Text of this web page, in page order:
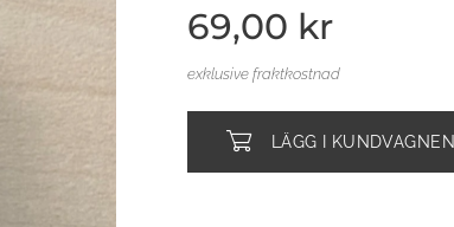
69,00 kr
exklusive fraktkostnad
LÄGG I KUNDVAGNEN